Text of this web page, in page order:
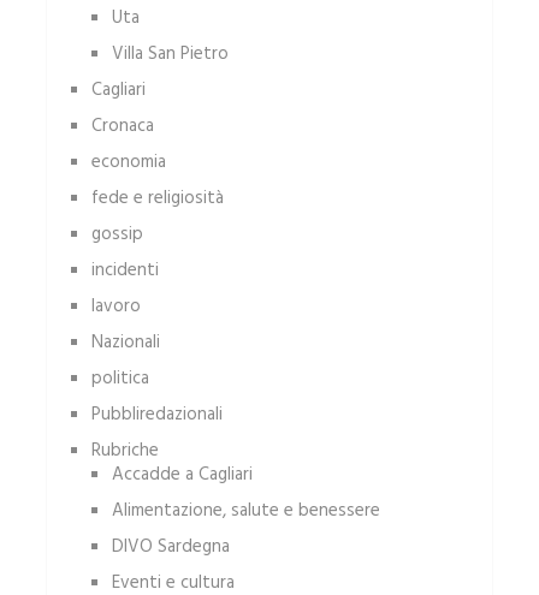
Uta
Villa San Pietro
Cagliari
Cronaca
economia
fede e religiosità
gossip
incidenti
lavoro
Nazionali
politica
Pubbliredazionali
Rubriche
Accadde a Cagliari
Alimentazione, salute e benessere
DIVO Sardegna
Eventi e cultura